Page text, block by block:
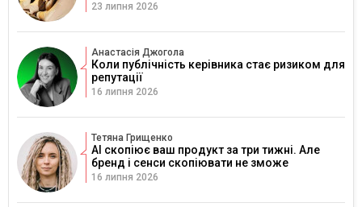
23 липня 2026
Анастасія Джогола
Коли публічність керівника стає ризиком для
репутації
16 липня 2026
Тетяна Грищенко
AI скопіює ваш продукт за три тижні. Але
бренд і сенси скопіювати не зможе
16 липня 2026